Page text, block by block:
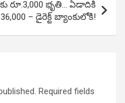
రూ.3,000 భృతి… ఏడాదికి
– డైరెక్ట్ బ్యాంకులోకి!
Required fields